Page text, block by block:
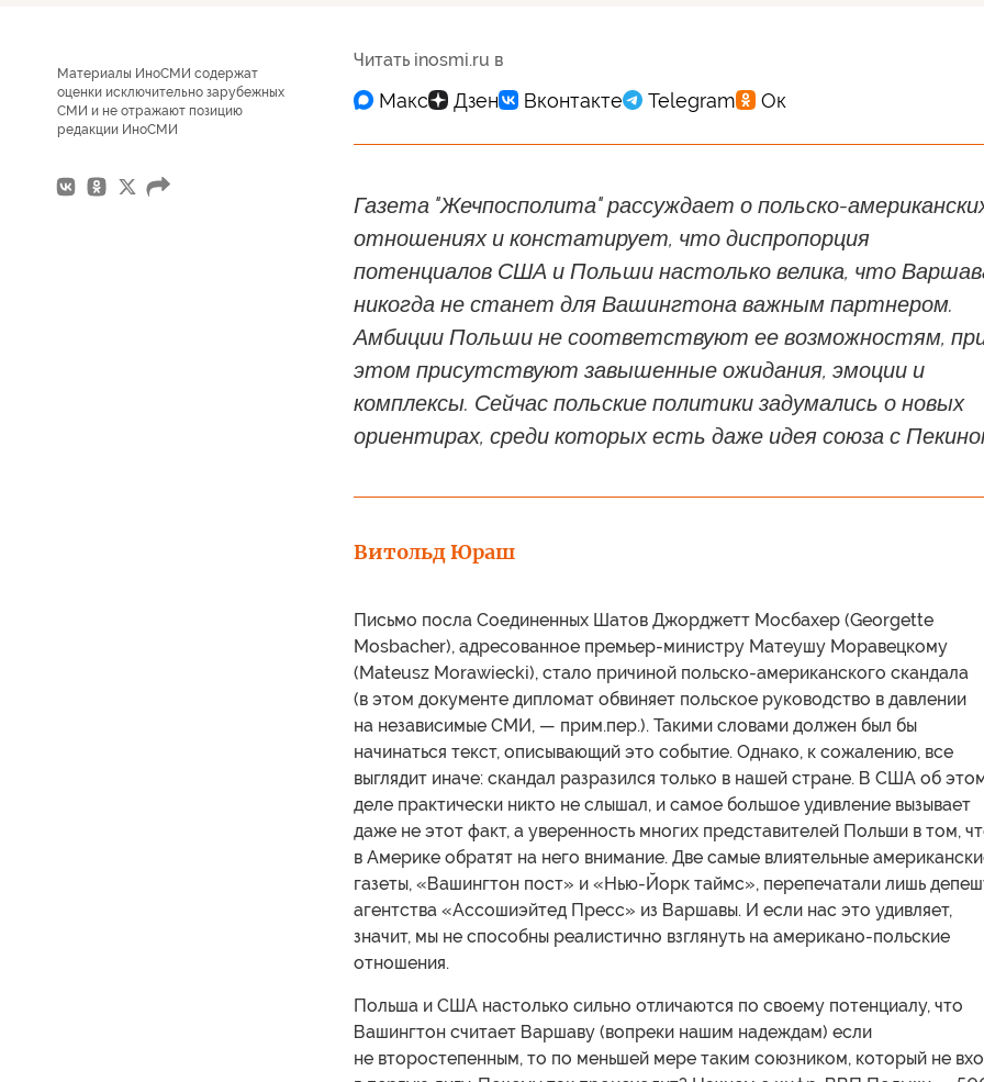
Материалы ИноСМИ содержат
оценки исключительно зарубежных
СМИ и не отражают позицию
редакции ИноСМИ
Читать inosmi.ru в
Газета "Жечпосполита" рассуждает о польско-
отношениях и констатирует, что диспропорция
потенциалов США и Польши настолько велика, что
никогда не станет для Вашингтона важным партнером.
Амбиции Польши не соответствуют ее возможностям,
этом присутствуют завышенные ожидания, эмоции и
комплексы. Сейчас польские политики задумались о новых
ориентирах, среди которых есть даже идея союза с
Витольд Юраш
Письмо посла Соединенных Шатов Джорджетт Мосбахер (Georgette
Mosbacher), адресованное премьер-министру Матеушу Моравецкому
(Mateusz Morawiecki), стало причиной польско-американского скандала
(в этом документе дипломат обвиняет польское руководство в давлении
на независимые СМИ, — прим.пер.). Такими словами должен был бы
начинаться текст, описывающий это событие. Однако, к сожалению, все
выглядит иначе: скандал разразился только в нашей стране. В США об
деле практически никто не слышал, и самое большое удивление вызывает
даже не этот факт, а уверенность многих представителей Польши в том,
в Америке обратят на него внимание. Две самые влиятельные
газеты, «Вашингтон пост» и «Нью-Йорк таймс», перепечатали лишь
агентства «Ассошиэйтед Пресс» из Варшавы. И если нас это удивляет,
значит, мы не способны реалистично взглянуть на американо-польские
отношения.
Польша и США настолько сильно отличаются по своему потенциалу, что
Вашингтон считает Варшаву (вопреки нашим надеждам) если
не второстепенным, то по меньшей мере таким союзником, который не